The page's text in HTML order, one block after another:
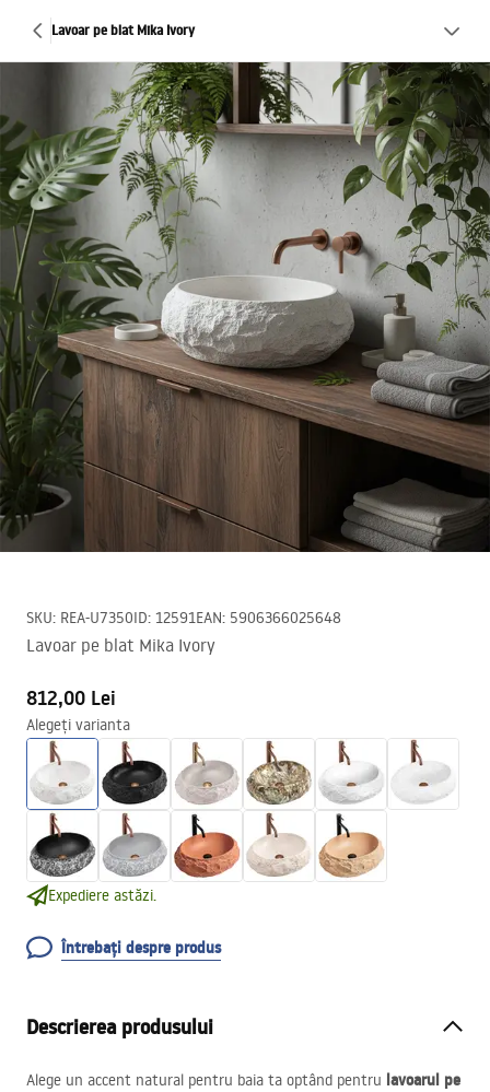
Lavoar pe blat Mika Ivory
SKU: REA-U7350ID: 12591EAN: 5906366025648
Lavoar pe blat Mika Ivory
812,00 Lei
Alegeți varianta
Expediere astăzi.
Întrebați despre produs
Descrierea produsului
Alege un accent natural pentru baia ta optând pentru lavoarul pe